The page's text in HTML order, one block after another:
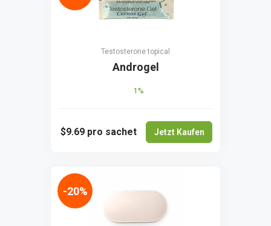
Testosterone topical
Androgel
1%
$9.69 pro sachet Jetzt Kaufen
-20%